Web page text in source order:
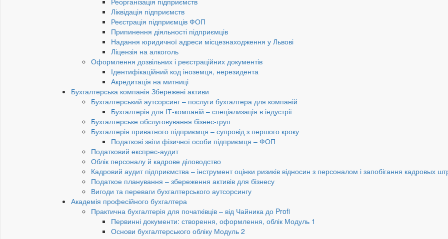
Ліквідація підприємств
Реєстрація підприємців ФОП
Припинення діяльності підприємців
Надання юридичної адреси місцезнаходження у Львові
Ліцензія на алкоголь
Оформлення дозвільних і реєстраційних документів
Ідентифікаційний код іноземця, нерезидента
Акредитація на митниці
Бухгалтерська компанія Збережені активи
Бухгалтерський аутсорсинг – послуги бухгалтера для компаній
Бухгалтерія для ІТ-компаній – спеціализація в індустрії
Бухгалтерське обслуговування бізнес-груп
Бухгалтерія приватного підприємця – супровід з першого кроку
Податкові звіти фізичної особи підприємця – ФОП
Податковий експрес-аудит
Облік персоналу й кадрове діловодство
Кадровий аудит підприємства – інструмент оцінки ризиків відносин з персоналом і запобігання кадровых
Податкое планування – збереження активів для бізнесу
Вигоди та переваги бухгалтерського аутсорсингу
Академія професійного бухгалтера
Практична бухгалтерія для початківців – від Чайника до Profi
Первинні документи: створення, оформлення, облік Модуль 1
Основи бухгалтерського обліку Модуль 2